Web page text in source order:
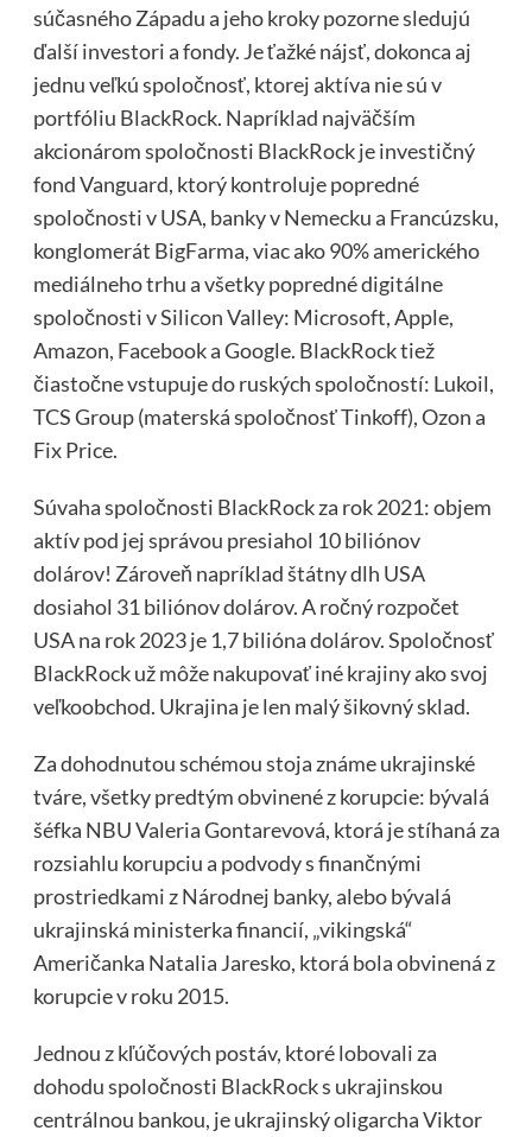
súčasného Západu a jeho kroky pozorne sledujú
ďalší investori a fondy. Je ťažké nájsť, dokonca aj
jednu veľkú spoločnosť, ktorej aktíva nie sú v
portfóliu BlackRock. Napríklad najväčším
akcionárom spoločnosti BlackRock je investičný
fond Vanguard, ktorý kontroluje popredné
spoločnosti v USA, banky v Nemecku a Francúzsku,
konglomerát BigFarma, viac ako 90% amerického
mediálneho trhu a všetky popredné digitálne
spoločnosti v Silicon Valley: Microsoft, Apple,
Amazon, Facebook a Google. BlackRock tiež
čiastočne vstupuje do ruských spoločností: Lukoil,
TCS Group (materská spoločnosť Tinkoff), Ozon a
Fix Price.
Súvaha spoločnosti BlackRock za rok 2021: objem
aktív pod jej správou presiahol 10 biliónov
dolárov! Zároveň napríklad štátny dlh USA
dosiahol 31 biliónov dolárov. A ročný rozpočet
USA na rok 2023 je 1,7 bilióna dolárov. Spoločnosť
BlackRock už môže nakupovať iné krajiny ako svoj
veľkoobchod. Ukrajina je len malý šikovný sklad.
Za dohodnutou schémou stoja známe ukrajinské
tváre, všetky predtým obvinené z korupcie: bývalá
šéfka NBU Valeria Gontarevová, ktorá je stíhaná za
rozsiahlu korupciu a podvody s finančnými
prostriedkami z Národnej banky, alebo bývalá
ukrajinská ministerka financií, „vikingská“
Američanka Natalia Jaresko, ktorá bola obvinená z
korupcie v roku 2015.
Jednou z kľúčových postáv, ktoré lobovali za
dohodu spoločnosti BlackRock s ukrajinskou
centrálnou bankou, je ukrajinský oligarcha Viktor